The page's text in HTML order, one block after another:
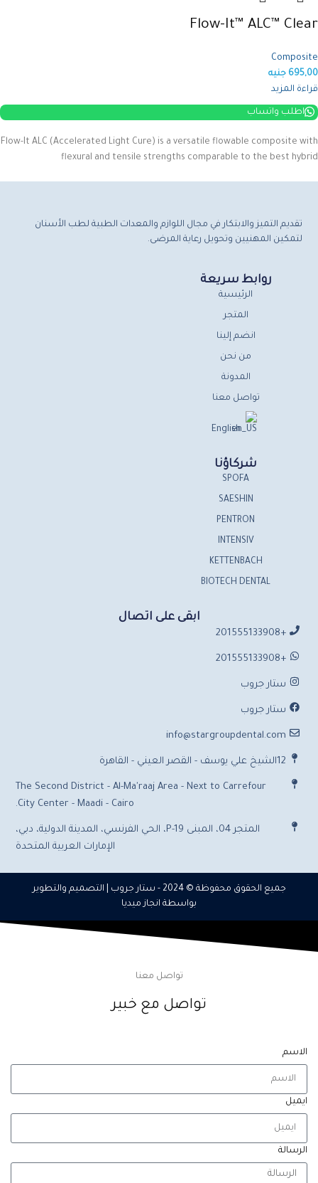
Flow-It™ ALC™ Clear
Composite
695,00 جنيه
قراءة المزيد
اطلب واتساب
Flow-It ALC (Accelerated Light Cure) is a versatile flowable composite with
flexural and tensile strengths comparable to the best hybrid
تقديم التميز والابتكار في مجال اللوازم والمعدات الطبية لطب الأسنان
لتمكين المهنيين وتحويل رعاية المرضى.
شركاؤنا
SPOFA
SAESHIN
PENTRON
INTENSIV
KETTENBACH
BIOTECH DENTAL
روابط سريعة
الرئيسية
المتجر
انضم إلينا
من نحن
المدونة
تواصل معنا
English
ابقى على اتصال
+201555133908
+201555133908
ستار جروب
ستار جروب
info@stargroupdental.com
12الشيخ علي يوسف - القصر العيني - القاهرة
The Second District - Al-Ma'raaj Area - Next to Carrefour
City Center - Maadi - Cairo.
المتجر 04، المبنى P-19، الحي الفرنسي، المدينة الدولية، دبي،
الإمارات العربية المتحدة
جميع الحقوق محفوظة © 2024 - ستار جروب
| التصميم والتطوير
بواسطة انجاز ميديا
تواصل معنا
تواصل مع خبير
الاسم
ايميل
الرسالة